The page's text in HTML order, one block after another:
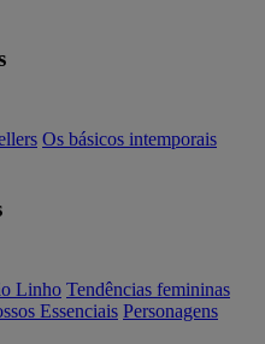
Os básicos intemporais
Linho Tendências femininas
Essenciais Personagens